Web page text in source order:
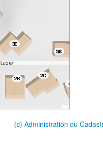
(c) Administration du